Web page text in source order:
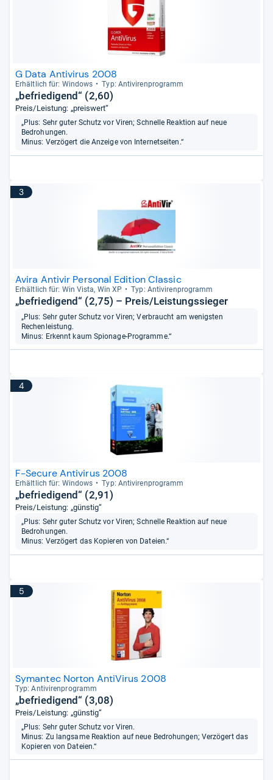
G Data Antivirus 2008
Erhält­lich für: Win­dows Typ: Anti­vi­ren­pro­gramm
„befriedigend“ (2,60)
Preis/Leistung: „preiswert“
„Plus: Sehr guter Schutz vor Viren; Schnelle Reaktion auf neue
Bedrohungen.
Minus: Verzögert die Anzeige von Internetseiten.“
3
Avira Antivir Personal Edition Classic
Erhält­lich für: Win Vista, Win XP Typ: Anti­vi­ren­pro­gramm
„befriedigend“ (2,75) – Preis/Leistungssieger
„Plus: Sehr guter Schutz vor Viren; Verbraucht am wenigsten
Rechenleistung.
Minus: Erkennt kaum Spionage-Programme.“
4
F-Secure Antivirus 2008
Erhält­lich für: Win­dows Typ: Anti­vi­ren­pro­gramm
„befriedigend“ (2,91)
Preis/Leistung: „günstig“
„Plus: Sehr guter Schutz vor Viren; Schnelle Reaktion auf neue
Bedrohungen.
Minus: Verzögert das Kopieren von Dateien.“
5
Symantec Norton AntiVirus 2008
Typ: Anti­vi­ren­pro­gramm
„befriedigend“ (3,08)
Preis/Leistung: „günstig“
„Plus: Sehr guter Schutz vor Viren.
Minus: Zu langsame Reaktion auf neue Bedrohungen; Verzögert das
Kopieren von Dateien.“